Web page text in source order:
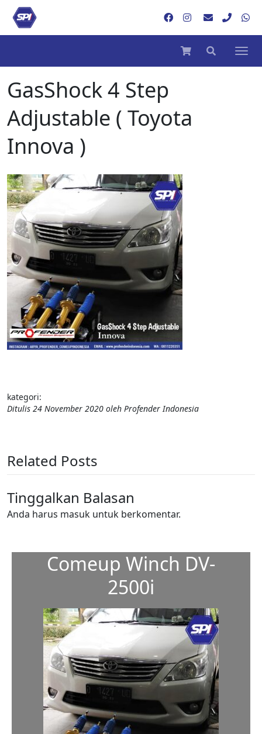
GasShock 4 Step
Adjustable ( Toyota
Innova )
kategori:
Ditulis 24 November 2020 oleh Profender Indonesia
Related Posts
Tinggalkan Balasan
Anda harus masuk untuk berkomentar.
Comeup Winch DV-
2500i